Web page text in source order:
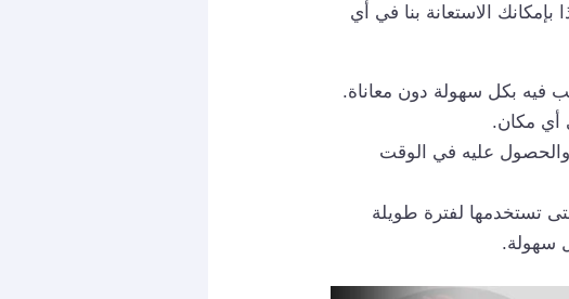
الاستعانة بنا في أي
بكل سهولة دون معاناة.
أي مكان.
والحصول عليه في الوقت
تستخدمها لفترة طويلة
سهولة.